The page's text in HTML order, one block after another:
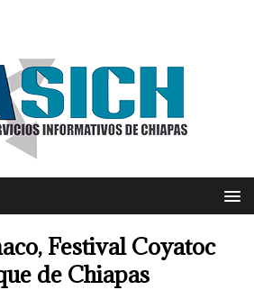
Festival Coyatoc
de Chiapas